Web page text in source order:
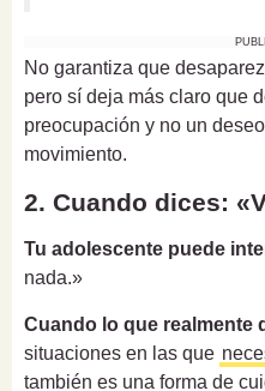
No garantiza que
pero sí deja más claro que
preocupación y no un
movimiento.
2. Cuando dices:
Tu adolescente puede
nada.»
Cuando lo que realmente
situaciones en las que
también es una forma de